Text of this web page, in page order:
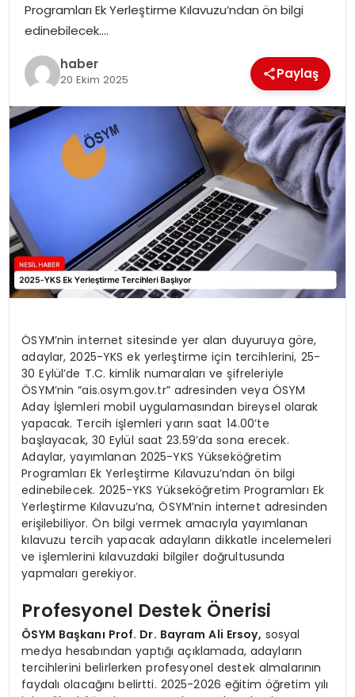
TEKNOLOJI
Programları Ek Yerleştirme Kılavuzu’ndan ön bilgi
edinebilecek….
haber
20 Ekim 2025 Paylaş
ÖSYM’nin internet sitesinde yer alan duyuruya göre,
adaylar, 2025-YKS ek yerleştirme için tercihlerini, 25-
30 Eylül’de T.C. kimlik numaraları ve şifreleriyle
ÖSYM’nin “ais.osym.gov.tr” adresinden veya ÖSYM
Aday İşlemleri mobil uygulamasından bireysel olarak
yapacak. Tercih işlemleri yarın saat 14.00’te
başlayacak, 30 Eylül saat 23.59’da sona erecek.
Adaylar, yayımlanan 2025-YKS Yükseköğretim
Programları Ek Yerleştirme Kılavuzu’ndan ön bilgi
edinebilecek. 2025-YKS Yükseköğretim Programları Ek
Yerleştirme Kılavuzu’na, ÖSYM’nin internet adresinden
erişilebiliyor. Ön bilgi vermek amacıyla yayımlanan
kılavuzu tercih yapacak adayların dikkatle incelemeleri
ve işlemlerini kılavuzdaki bilgiler doğrultusunda
yapmaları gerekiyor.
Profesyonel Destek Önerisi
ÖSYM Başkanı Prof. Dr. Bayram Ali Ersoy, sosyal
medya hesabından yaptığı açıklamada, adayların
tercihlerini belirlerken profesyonel destek almalarının
faydalı olacağını belirtti. 2025-2026 eğitim öğretim yılı